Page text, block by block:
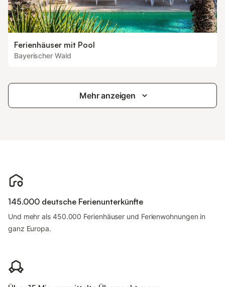
Ferienhäuser mit Pool
Bayerischer Wald
Mehr anzeigen
145.000 deutsche Ferienunterkünfte
Und mehr als 450.000 Ferienhäuser und Ferienwohnungen in
ganz Europa.